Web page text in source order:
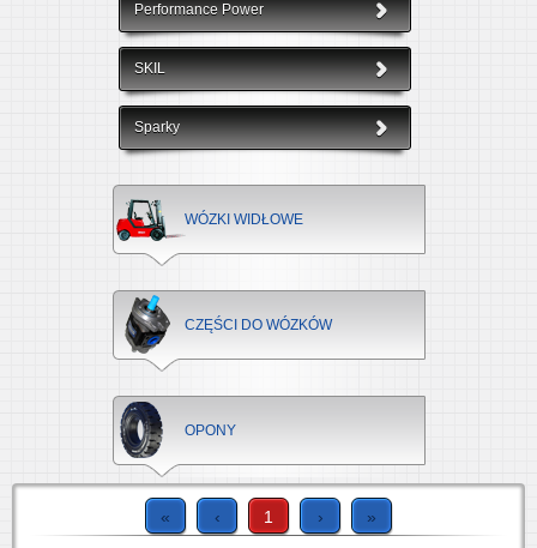
Performance Power
SKIL
Sparky
WÓZKI WIDŁOWE
CZĘŚCI DO WÓZKÓW
OPONY
« ‹ 1 › »